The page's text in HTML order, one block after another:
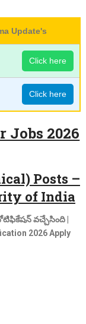
Update's
Click here
Click here
Jobs 2026
Posts –
of India
వచ్చేసింది |
2026 Apply